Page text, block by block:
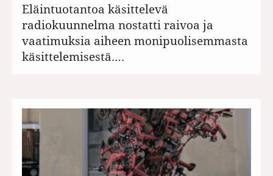
Eläintuotantoa käsittelevä
radiokuunnelma nostatti raivoa ja
vaatimuksia aiheen monipuolisemmasta
käsittelemisestä.…